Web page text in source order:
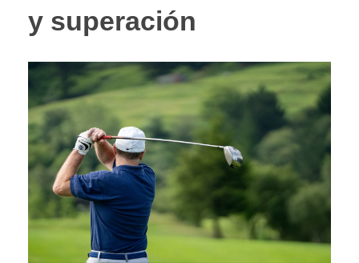
y superación